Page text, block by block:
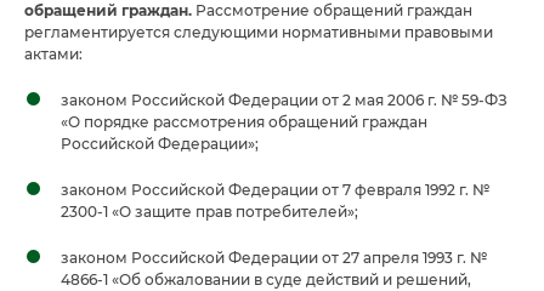
обращений граждан. Рассмотрение обращений граждан
регламентируется следующими нормативными правовыми
актами:
законом Российской Федерации от 2 мая 2006 г. № 59-ФЗ
«О порядке рассмотрения обращений граждан
Российской Федерации»;
законом Российской Федерации от 7 февраля 1992 г. №
2300-1 «О защите прав потребителей»;
законом Российской Федерации от 27 апреля 1993 г. №
4866-1 «Об обжаловании в суде действий и решений,